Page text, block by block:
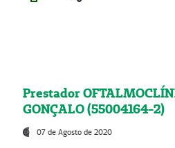
Prestador
GONÇALO (55004164-2)
07 de Agosto de 2020